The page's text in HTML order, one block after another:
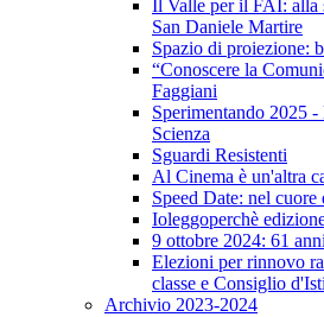
Il Valle per il FAI: alla
San Daniele Martire
Spazio di proiezione:
“Conoscere la
Faggiani
Sperimentando 2025
Scienza
Sguardi Resistenti
Al Cinema è un'altra
Speed Date: nel cuore
Ioleggoperchè
9 ottobre 2024: 61
Elezioni per rinnovo
classe e Consiglio
Archivio 2023-2024